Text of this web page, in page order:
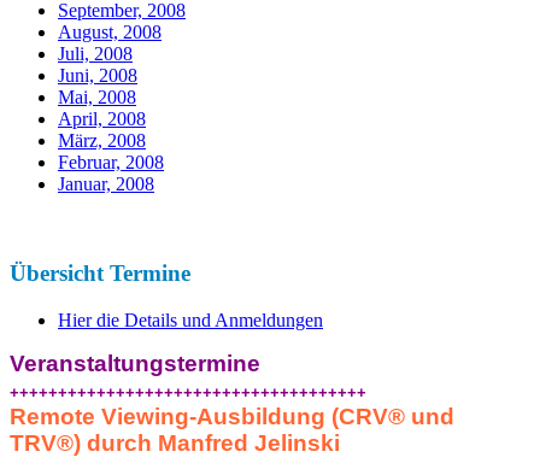
September, 2008
August, 2008
Juli, 2008
Juni, 2008
Mai, 2008
April, 2008
März, 2008
Februar, 2008
Januar, 2008
Übersicht Termine
Hier die Details und Anmeldungen
Veranstaltungstermine
+++++++++++++++++++++++++++++++++++++
Remote Viewing-Ausbildung (CRV® und
TRV®) durch Manfred Jelinski